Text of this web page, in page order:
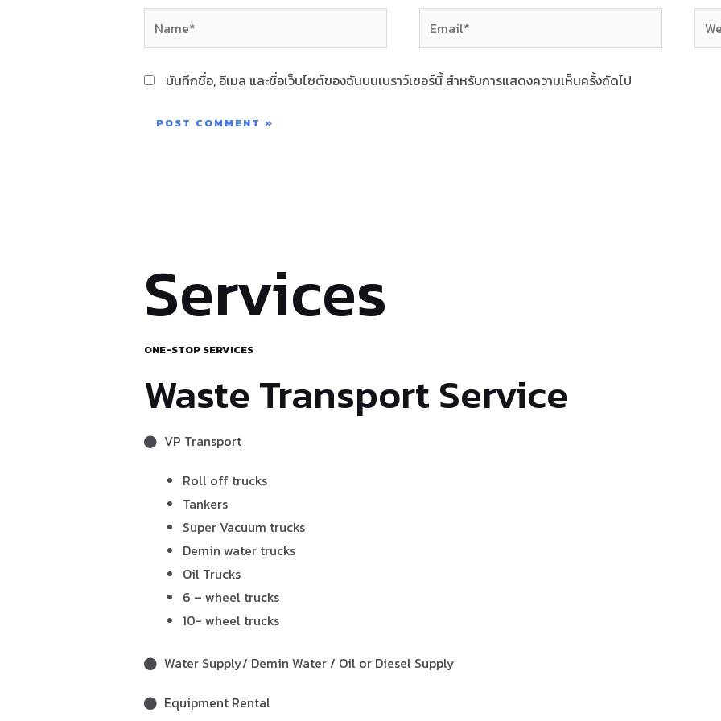
บันทึกชื่อ, อีเมล และชื่อเว็บไซต์ของฉันบนเบราว์เซอร์นี้ สำหรับการแสดงความเห็นครั้งถัดไป
Services
ONE-STOP SERVICES
Waste Transport Service
VP Transport
Roll off trucks
Tankers
Super Vacuum trucks
Demin water trucks
Oil Trucks
6 – wheel trucks
10- wheel trucks
Water Supply/ Demin Water / Oil or Diesel Supply
Equipment Rental